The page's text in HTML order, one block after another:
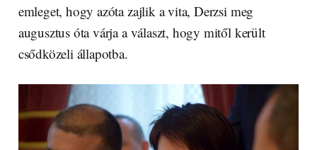
emleget, hogy azóta zajlik a vita, Derzsi meg
augusztus óta várja a választ, hogy mitől került
csődközeli állapotba.